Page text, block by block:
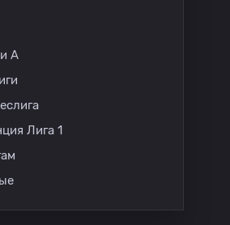
А
Лига 1